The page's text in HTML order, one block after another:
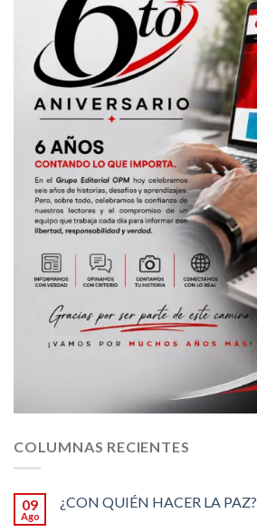
COLUMNAS RECIENTES
09
Ago
¿CON QUIÉN HACER LA PAZ?